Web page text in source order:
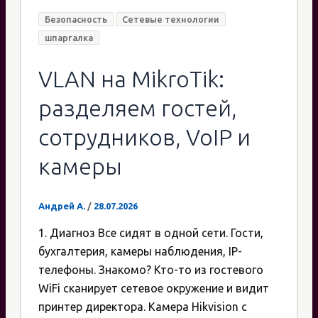
Безопасность
Сетевые технологии
шпаргалка
VLAN на MikroTik:
разделяем гостей,
сотрудников, VoIP и
камеры
Андрей А. / 28.07.2026
1. Диагноз Все сидят в одной сети. Гости,
бухгалтерия, камеры наблюдения, IP-
телефоны. Знакомо? Кто-то из гостевого
WiFi сканирует сетевое окружение и видит
принтер директора. Камера Hikvision с